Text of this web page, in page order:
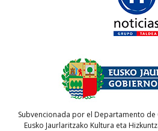
Subvencionada por el Departamento de
Eusko Jaurlaritzako Kultura eta